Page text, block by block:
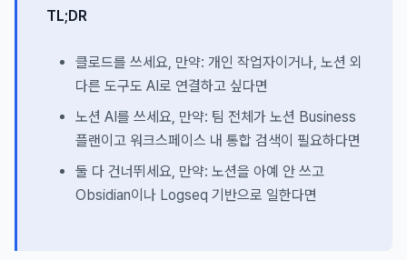
TL;DR
클로드를 쓰세요, 만약: 개인 작업자이거나, 노션 외
다른 도구도 AI로 연결하고 싶다면
노션 AI를 쓰세요, 만약: 팀 전체가 노션 Business
플랜이고 워크스페이스 내 통합 검색이 필요하다면
둘 다 건너뛰세요, 만약: 노션을 아예 안 쓰고
Obsidian이나 Logseq 기반으로 일한다면